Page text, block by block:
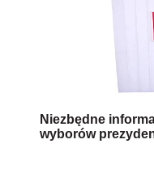
Niezbędne
wyborów